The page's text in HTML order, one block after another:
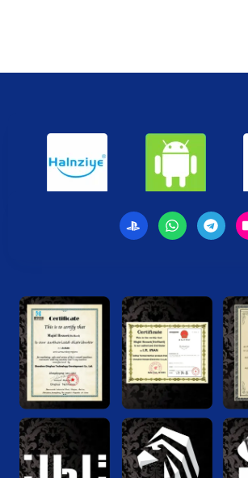
از سوکت شارژ دسته کنسول اشاره می‌کنیم:
شارژ، به‌راحتی شارژ کنید. این فرآیند سریع و
شارژ می‌توانند بدون نیاز به تعویض باتری،
نداشته باشید.
نگرانی از ناسازگاری، از سوکت شارژ برای